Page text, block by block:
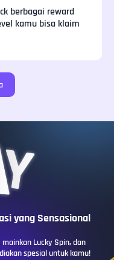
berbagai reward
kamu bisa klaim
yang Sensasional
Lucky Spin, dan
spesial untuk kamu!